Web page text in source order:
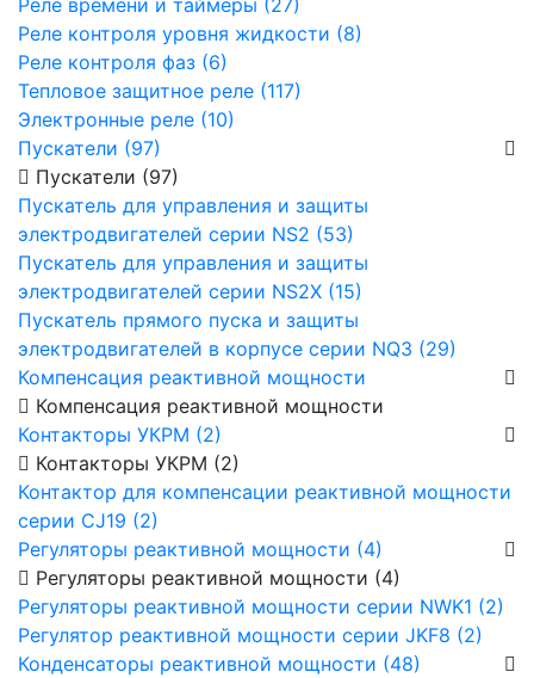
Реле контроля уровня жидкости (8)
Реле контроля фаз (6)
Тепловое защитное реле (117)
Электронные реле (10)
Пускатели (97)
Пускатели (97)
Пускатель для управления и защиты
электродвигателей серии NS2 (53)
Пускатель для управления и защиты
электродвигателей серии NS2X (15)
Пускатель прямого пуска и защиты
электродвигателей в корпусе серии NQ3 (29)
Компенсация реактивной мощности
Компенсация реактивной мощности
Контакторы УКРМ (2)
Контакторы УКРМ (2)
Контактор для компенсации реактивной мощности
серии CJ19 (2)
Регуляторы реактивной мощности (4)
Регуляторы реактивной мощности (4)
Регуляторы реактивной мощности серии NWK1 (2)
Регулятор реактивной мощности серии JKF8 (2)
Конденсаторы реактивной мощности (48)